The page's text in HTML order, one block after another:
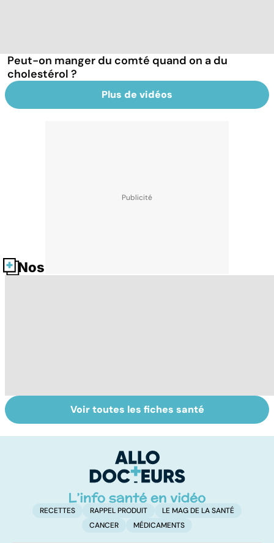
Peut-on manger du comté quand on a du
cholestérol ?
Plus de vidéos
Nos fiches santé
Le magnésium,
un oligo-élément
Intestin irritable :
le régime
solution ?
Voir toutes les fiches santé
RECETTES RAPPEL PRODUIT
LE MAG DE LA SANTÉ
CANCER
MÉDICAMENTS